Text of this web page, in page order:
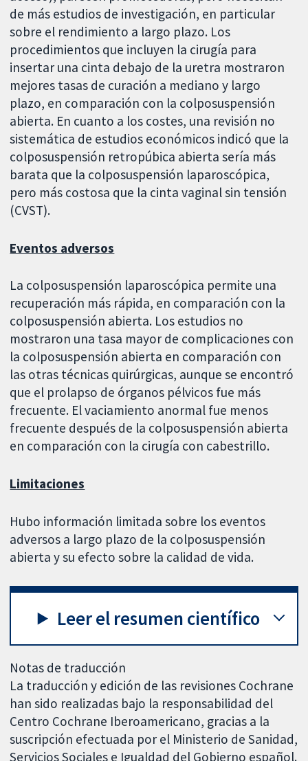
de más estudios de investigación, en particular
sobre el rendimiento a largo plazo. Los
procedimientos que incluyen la cirugía para
insertar una cinta debajo de la uretra mostraron
mejores tasas de curación a mediano y largo
plazo, en comparación con la colposuspensión
abierta. En cuanto a los costes, una revisión no
sistemática de estudios económicos indicó que la
colposuspensión retropúbica abierta sería más
barata que la colposuspensión laparoscópica,
pero más costosa que la cinta vaginal sin tensión
(CVST).
Eventos adversos
La colposuspensión laparoscópica permite una
recuperación más rápida, en comparación con la
colposuspensión abierta. Los estudios no
mostraron una tasa mayor de complicaciones con
la colposuspensión abierta en comparación con
las otras técnicas quirúrgicas, aunque se encontró
que el prolapso de órganos pélvicos fue más
frecuente. El vaciamiento anormal fue menos
frecuente después de la colposuspensión abierta
en comparación con la cirugía con cabestrillo.
Limitaciones
Hubo información limitada sobre los eventos
adversos a largo plazo de la colposuspensión
abierta y su efecto sobre la calidad de vida.
Leer el resumen científico
Notas de traducción
La traducción y edición de las revisiones Cochrane
han sido realizadas bajo la responsabilidad del
Centro Cochrane Iberoamericano, gracias a la
suscripción efectuada por el Ministerio de Sanidad,
Servicios Sociales e Igualdad del Gobierno español.